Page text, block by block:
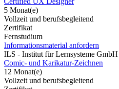
5 Monat(e)
Vollzeit und berufsbegleitend
Zertifikat
Fernstudium
Informationsmaterial anfordern
ILS - Institut für Lernsysteme GmbH
Comic- und Karikatur-Zeichnen
12 Monat(e)
Vollzeit und berufsbegleitend